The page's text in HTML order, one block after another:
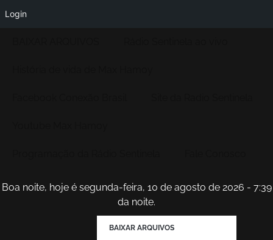
Boa noite, hoje é segunda-feira, 10 de agosto de 2026 - 7:39
da noite.
BAIXAR ARQUIVOS
Login